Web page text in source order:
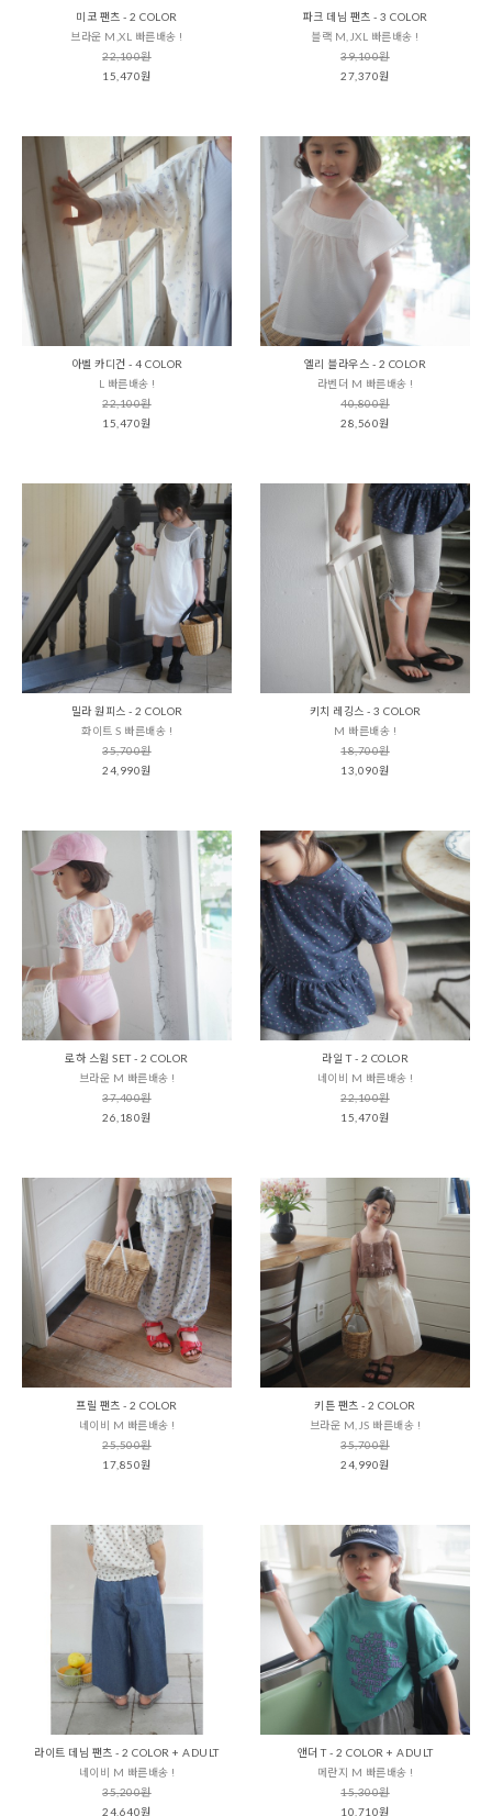
미코 팬츠 - 2 COLOR
브라운 M,XL 빠른배송 !
22,100원
15,470원
파크 데님 팬츠 - 3 COLOR
블랙 M,JXL 빠른배송 !
39,100원
27,370원
아벨 카디건 - 4 COLOR
L 빠른배송 !
22,100원
15,470원
엘리 블라우스 - 2 COLOR
라벤더 M 빠른배송 !
40,800원
28,560원
밀라 원피스 - 2 COLOR
화이트 S 빠른배송 !
35,700원
24,990원
키치 레깅스 - 3 COLOR
M 빠른배송 !
18,700원
13,090원
로하 스윔 SET - 2 COLOR
브라운 M 빠른배송 !
37,400원
26,180원
라일 T - 2 COLOR
네이비 M 빠른배송 !
22,100원
15,470원
프릴 팬츠 - 2 COLOR
네이비 M 빠른배송 !
25,500원
17,850원
키튼 팬츠 - 2 COLOR
브라운 M,JS 빠른배송 !
35,700원
24,990원
라이트 데님 팬츠 - 2 COLOR + ADULT
네이비 M 빠른배송 !
35,200원
24,640원
앤더 T - 2 COLOR + ADULT
메란지 M 빠른배송 !
15,300원
10,710원